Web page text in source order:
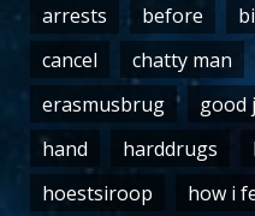
arrests
before
cancel
chatty man
erasmusbrug
good
hand
harddrugs
hoestsiroop
how i